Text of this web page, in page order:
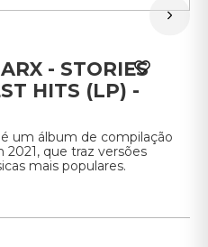
- STORIES
HITS (LP) -
um álbum de compilação
2021, que traz versões
mais populares.